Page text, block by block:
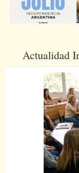
Actualidad